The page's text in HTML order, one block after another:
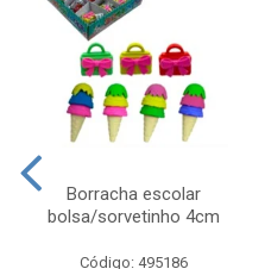
Borracha escolar
bolsa/sorvetinho 4cm
Código: 495186